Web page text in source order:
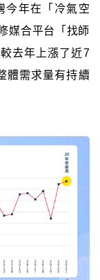
今年在「冷氣空
媒合平台「找師
去年上漲了近7
體需求量有持續